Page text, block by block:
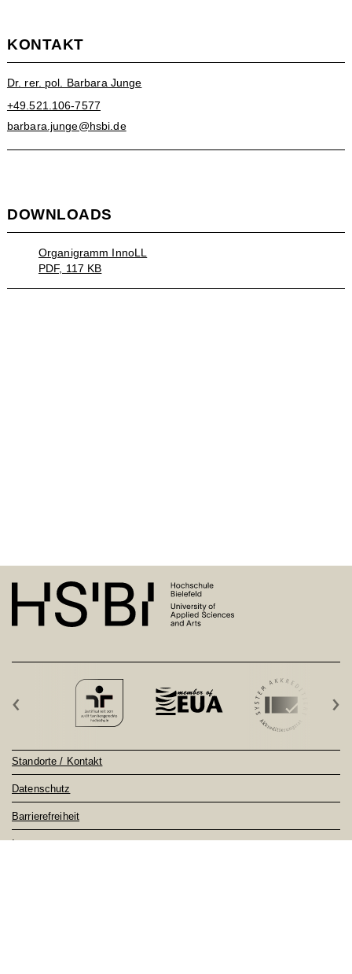
KONTAKT
Dr. rer. pol. Barbara Junge
+49.521.106-7577
barbara.junge@hsbi.de
DOWNLOADS
Organigramm InnoLL
PDF, 117 KB
‹ ›
Standorte / Kontakt
Datenschutz
Barrierefreiheit
Impressum